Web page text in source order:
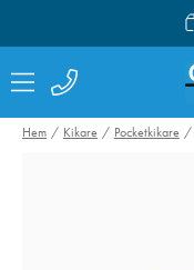
Hem Kikare Pocketkikare